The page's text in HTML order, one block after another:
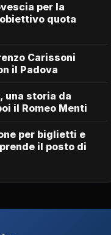
per la
quota
Carissoni
il Padova
una storia da
il Romeo Menti
per biglietti e
il posto di